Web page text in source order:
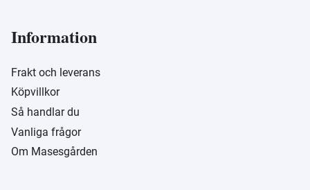
Information
Frakt och leverans
Köpvillkor
Så handlar du
Vanliga frågor
Om Masesgården